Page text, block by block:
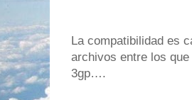
La compatibilidad es
archivos entre los
3gp….